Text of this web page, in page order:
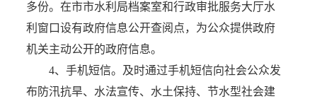
多份。在市市水利局档案室和行政审批服务大厅水
利窗口设有政府信息公开查阅点，为公众提供政府
机关主动公开的政府信息。
4、手机短信。及时通过手机短信向社会公众发
布防汛抗旱、水法宣传、水土保持、节水型社会建